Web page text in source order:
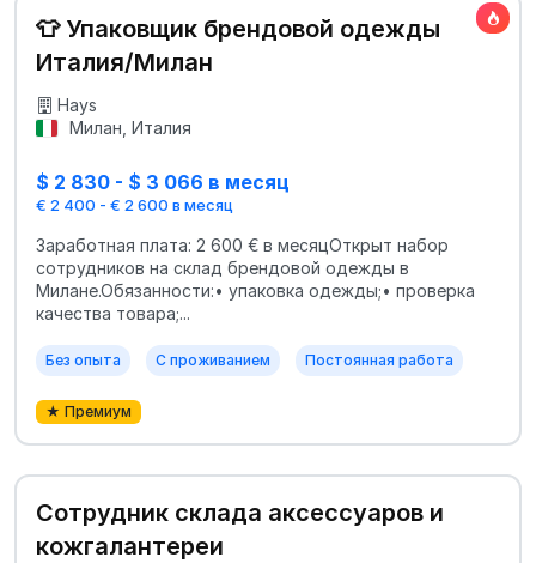
👕 Упаковщик брендовой одежды
Италия/Милан
Hays
Милан, Италия
$ 2 830 - $ 3 066 в месяц
€ 2 400 - € 2 600 в месяц
Заработная плата: 2 600 € в месяцОткрыт набор
сотрудников на склад брендовой одежды в
Милане.Обязанности:• упаковка одежды;• проверка
качества товара;...
Без опыта С проживанием Постоянная работа
★ Премиум
Сотрудник склада аксессуаров и
кожгалантереи